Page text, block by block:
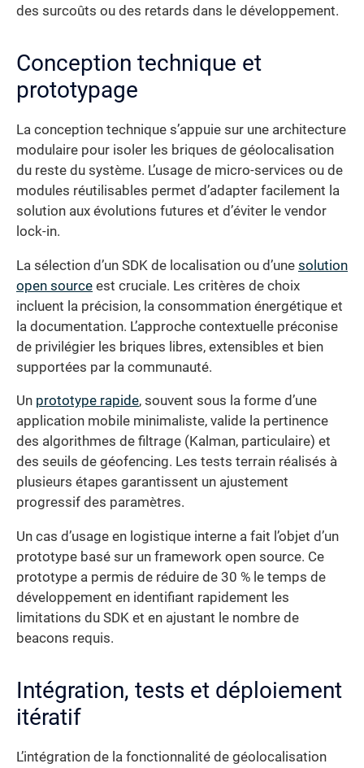
des surcoûts ou des retards dans le développement.
Conception technique et
prototypage
La conception technique s’appuie sur une architecture
modulaire pour isoler les briques de géolocalisation
du reste du système. L’usage de micro-services ou de
modules réutilisables permet d’adapter facilement la
solution aux évolutions futures et d’éviter le vendor
lock-in.
La sélection d’un SDK de localisation ou d’une solution
open source est cruciale. Les critères de choix
incluent la précision, la consommation énergétique et
la documentation. L’approche contextuelle préconise
de privilégier les briques libres, extensibles et bien
supportées par la communauté.
Un prototype rapide, souvent sous la forme d’une
application mobile minimaliste, valide la pertinence
des algorithmes de filtrage (Kalman, particulaire) et
des seuils de géofencing. Les tests terrain réalisés à
plusieurs étapes garantissent un ajustement
progressif des paramètres.
Un cas d’usage en logistique interne a fait l’objet d’un
prototype basé sur un framework open source. Ce
prototype a permis de réduire de 30 % le temps de
développement en identifiant rapidement les
limitations du SDK et en ajustant le nombre de
beacons requis.
Intégration, tests et déploiement
itératif
L’intégration de la fonctionnalité de géolocalisation